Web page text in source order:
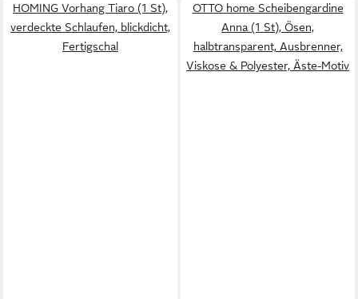
HOMING Vorhang Tiaro (1 St),
verdeckte Schlaufen, blickdicht,
Fertigschal
OTTO home Scheibengardine
Anna (1 St), Ösen,
halbtransparent, Ausbrenner,
Viskose & Polyester, Äste-Motiv